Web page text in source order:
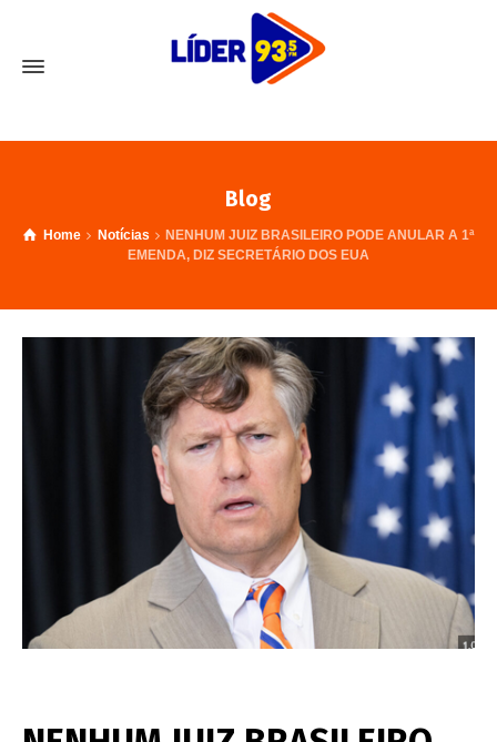
Blog
Home Notícias
NENHUM JUIZ BRASILEIRO PODE ANULAR A 1ª
EMENDA, DIZ SECRETÁRIO DOS EUA